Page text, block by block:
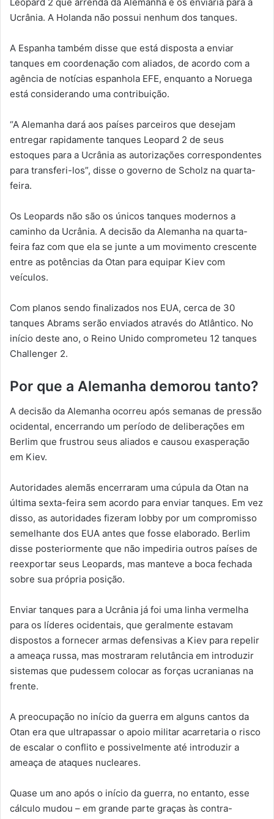
Ucrânia. A Holanda não possui nenhum dos tanques.
A Espanha também disse que está disposta a enviar
tanques em coordenação com aliados, de acordo com a
agência de notícias espanhola EFE, enquanto a Noruega
está considerando uma contribuição.
“A Alemanha dará aos países parceiros que desejam
entregar rapidamente tanques Leopard 2 de seus
estoques para a Ucrânia as autorizações correspondentes
para transferi-los”, disse o governo de Scholz na quarta-
feira.
Os Leopards não são os únicos tanques modernos a
caminho da Ucrânia. A decisão da Alemanha na quarta-
feira faz com que ela se junte a um movimento crescente
entre as potências da Otan para equipar Kiev com
veículos.
Com planos sendo finalizados nos EUA, cerca de 30
tanques Abrams serão enviados através do Atlântico. No
início deste ano, o Reino Unido comprometeu 12 tanques
Challenger 2.
Por que a Alemanha demorou tanto?
A decisão da Alemanha ocorreu após semanas de pressão
ocidental, encerrando um período de deliberações em
Berlim que frustrou seus aliados e causou exasperação
em Kiev.
Autoridades alemãs encerraram uma cúpula da Otan na
última sexta-feira sem acordo para enviar tanques. Em vez
disso, as autoridades fizeram lobby por um compromisso
semelhante dos EUA antes que fosse elaborado. Berlim
disse posteriormente que não impediria outros países de
reexportar seus Leopards, mas manteve a boca fechada
sobre sua própria posição.
Enviar tanques para a Ucrânia já foi uma linha vermelha
para os líderes ocidentais, que geralmente estavam
dispostos a fornecer armas defensivas a Kiev para repelir
a ameaça russa, mas mostraram relutância em introduzir
sistemas que pudessem colocar as forças ucranianas na
frente.
A preocupação no início da guerra em alguns cantos da
Otan era que ultrapassar o apoio militar acarretaria o risco
de escalar o conflito e possivelmente até introduzir a
ameaça de ataques nucleares.
Quase um ano após o início da guerra, no entanto, esse
cálculo mudou – em grande parte graças às contra-